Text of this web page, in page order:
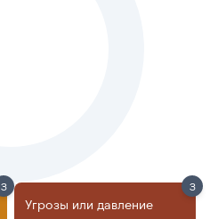
3
Угрозы или давление
3